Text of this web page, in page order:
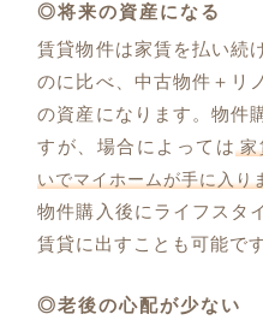
◎将来の資産になる
賃貸物件は家賃を払い続
のに比べ、中古物件＋リ
の資産になります。物件
すが、場合によっては 家
いでマイホームが手に入り
物件購入後にライフスタ
賃貸に出すことも可能です
◎老後の心配が少ない